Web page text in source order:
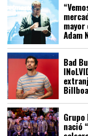
Adam
Bad
Grupo
nació